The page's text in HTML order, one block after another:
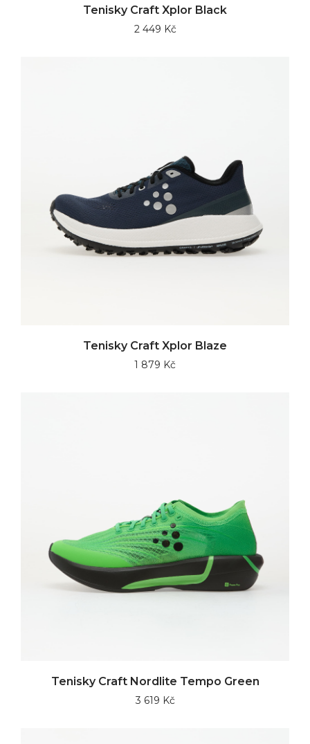
Tenisky Craft Xplor Black
2 449 Kč
Tenisky Craft Xplor Blaze
1 879 Kč
Tenisky Craft Nordlite Tempo Green
3 619 Kč